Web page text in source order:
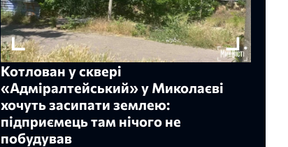
Котлован у сквері
«Адміралтейський» у Миколаєві
хочуть засипати землею:
підприємець там нічого не
побудував